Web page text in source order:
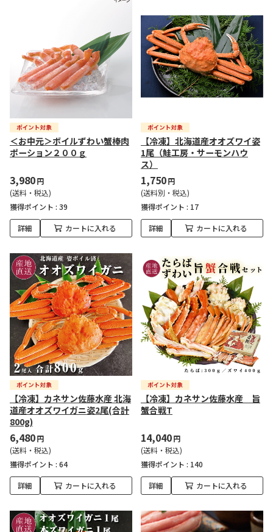
＜お中元＞ボイルずわい蟹棒肉
ポーション２００ｇ
3,980円
(送料・税込)
獲得ポイント : 39
詳細 カートに入れる
【冷凍】北海道産オオズワイ姿
1尾（鮭工房・サーモンハウ
ス）
1,750円
(送料別・税込)
獲得ポイント : 17
詳細 カートに入れる
【冷凍】カネサン佐藤水産 北海
道産オオズワイガニ姿2尾(合計
800g)
6,480円
(送料・税込)
獲得ポイント : 64
詳細 カートに入れる
【冷凍】カネサン佐藤水産 旨
蟹合戦T
14,040円
(送料・税込)
獲得ポイント : 140
詳細 カートに入れる